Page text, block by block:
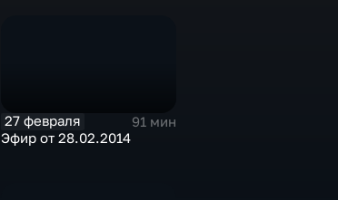
27 февраля
91 мин
Эфир от 28.02.2014